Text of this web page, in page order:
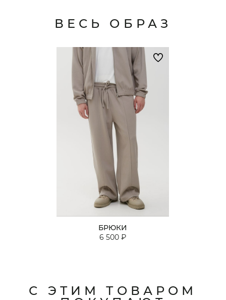
ВЕСЬ ОБРАЗ
БРЮКИ
6 500 ₽
С ЭТИМ ТОВАРОМ